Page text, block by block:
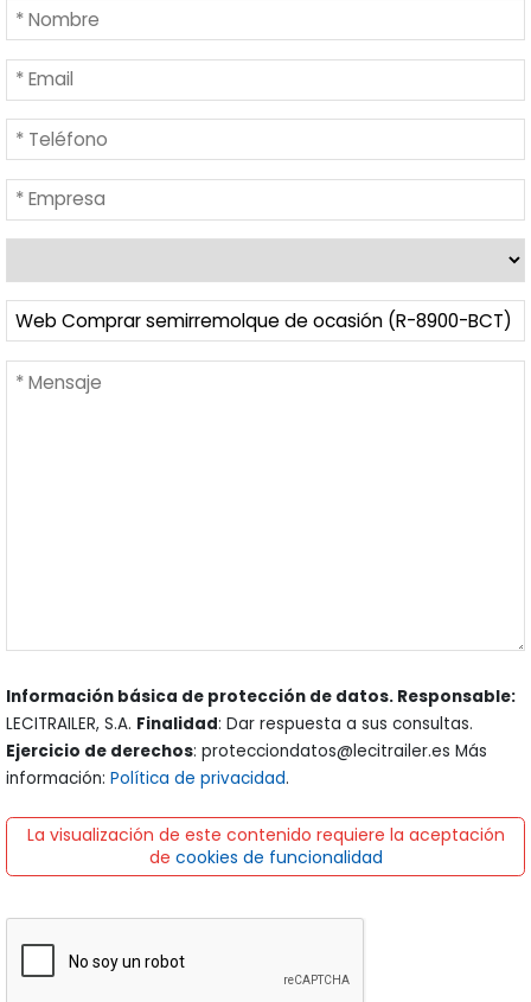
Información básica de protección de datos. Responsable:
LECITRAILER, S.A. Finalidad: Dar respuesta a sus consultas.
Ejercicio de derechos: protecciondatos@lecitrailer.es Más
información: Política de privacidad.
La visualización de este contenido requiere la aceptación
de cookies de funcionalidad